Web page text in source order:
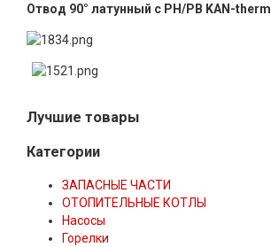
Отвод 90° латунный с РН/РВ KAN-therm
Лучшие товары
Категории
ЗАПАСНЫЕ ЧАСТИ
ОТОПИТЕЛЬНЫЕ КОТЛЫ
Насосы
Горелки